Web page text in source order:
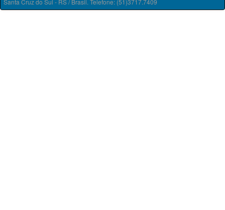
Santa Cruz do Sul - RS / Brasil. Telefone: (51)3717.7409